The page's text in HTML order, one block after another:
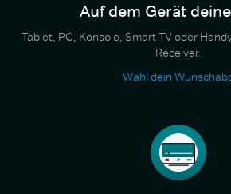
Auf dem Gerät
Tablet, PC, Konsole, Smart TV oder
Receiver.
Wähl dein